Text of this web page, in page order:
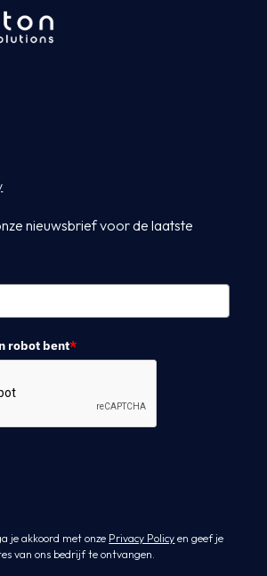
nieuwsbrief voor de laatste
robot bent*
je akkoord met onze Privacy Policy en geef je
van ons bedrijf te ontvangen.